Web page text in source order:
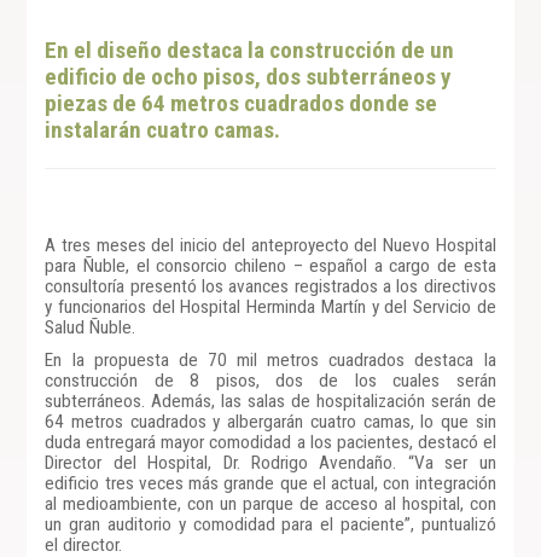
En el diseño destaca la construcción de un
edificio de ocho pisos, dos subterráneos y
piezas de 64 metros cuadrados donde se
instalarán cuatro camas.
A tres meses del inicio del anteproyecto del Nuevo Hospital
para Ñuble, el consorcio chileno – español a cargo de esta
consultoría presentó los avances registrados a los directivos
y funcionarios del Hospital Herminda Martín y del Servicio de
Salud Ñuble.
En la propuesta de 70 mil metros cuadrados destaca la
construcción de 8 pisos, dos de los cuales serán
subterráneos. Además, las salas de hospitalización serán de
64 metros cuadrados y albergarán cuatro camas, lo que sin
duda entregará mayor comodidad a los pacientes, destacó el
Director del Hospital, Dr. Rodrigo Avendaño. “Va ser un
edificio tres veces más grande que el actual, con integración
al medioambiente, con un parque de acceso al hospital, con
un gran auditorio y comodidad para el paciente”, puntualizó
el director.